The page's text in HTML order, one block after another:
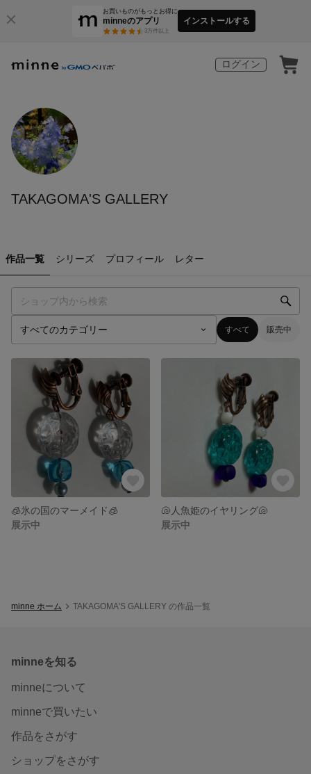
お買いものがもっとお得に
minneのアプリ
3万件以上
インストールする
ログイン
TAKAGOMA'S GALLERY
作品一覧 シリーズ プロフィール レター
すべて 販売中
🧊氷の国のマーメイド🧊
展示中
🐚人魚姫のイヤリング🐚
展示中
minne ホーム TAKAGOMA'S GALLERY の作品一覧
minneを知る
minneについて
minneで買いたい
作品をさがす
ショップをさがす